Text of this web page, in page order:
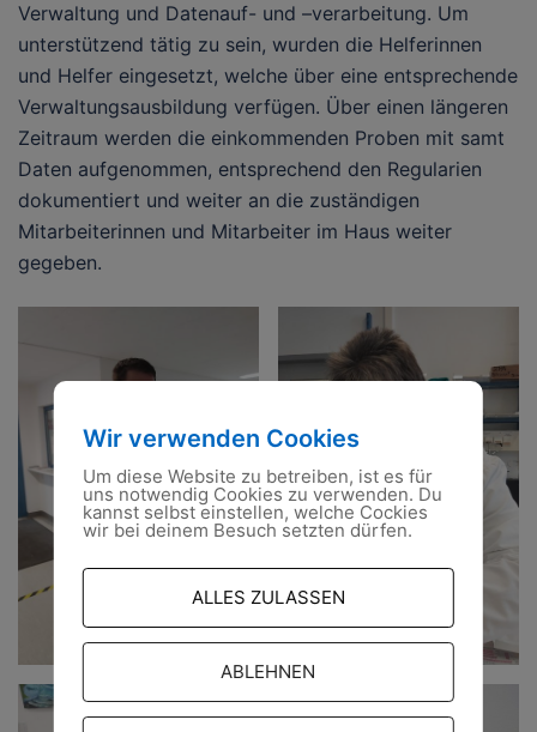
Verwaltung und Datenauf- und –verarbeitung. Um
unterstützend tätig zu sein, wurden die Helferinnen
und Helfer eingesetzt, welche über eine entsprechende
Verwaltungsausbildung verfügen. Über einen längeren
Zeitraum werden die einkommenden Proben mit samt
Daten aufgenommen, entsprechend den Regularien
dokumentiert und weiter an die zuständigen
Mitarbeiterinnen und Mitarbeiter im Haus weiter
gegeben.
Wir verwenden Cookies
Um diese Website zu betreiben, ist es für
uns notwendig Cookies zu verwenden. Du
kannst selbst einstellen, welche Cockies
wir bei deinem Besuch setzten dürfen.
ALLES ZULASSEN
ABLEHNEN